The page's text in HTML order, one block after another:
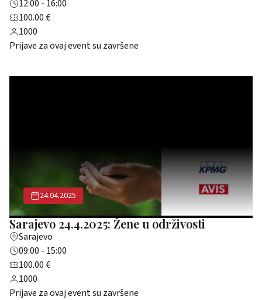
12:00 - 16:00
100.00 €
1000
Prijave za ovaj event su završene
24.04.2025
Sarajevo 24.4.2025: Žene u održivosti
Sarajevo
09:00 - 15:00
100.00 €
1000
Prijave za ovaj event su završene